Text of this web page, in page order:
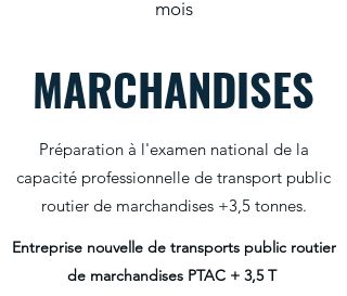
mois
MARCHANDISES
Préparation à l'examen national de la
capacité professionnelle de transport public
routier de marchandises +3,5 tonnes.
Entreprise nouvelle de transports public routier
de marchandises PTAC + 3,5 T